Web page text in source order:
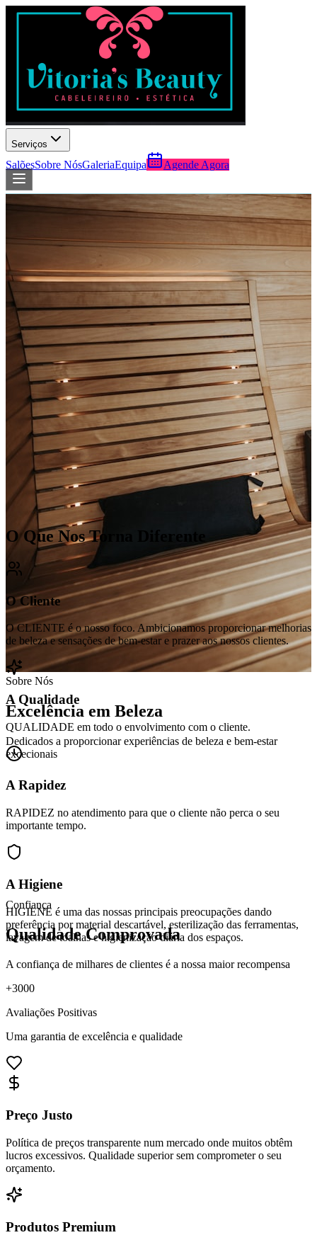
Serviços
SalõesSobre NósGaleriaEquipa Agende Agora
Sobre Nós
Excelência em Beleza
Dedicados a proporcionar experiências de beleza e bem-estar
excecionais
O Que Nos Torna Diferente
O Cliente
O CLIENTE é o nosso foco. Ambicionamos proporcionar melhorias
de beleza e sensações de bem-estar e prazer aos nossos clientes.
A Qualidade
QUALIDADE em todo o envolvimento com o cliente.
A Rapidez
RAPIDEZ no atendimento para que o cliente não perca o seu
importante tempo.
A Higiene
HIGIENE é uma das nossas principais preocupações dando
preferência por material descartável, esterilização das ferramentas,
lavagem de toalhas e higienização diária dos espaços.
Confiança
Qualidade Comprovada
A confiança de milhares de clientes é a nossa maior recompensa
+3000
Avaliações Positivas
Uma garantia de excelência e qualidade
Preço Justo
Política de preços transparente num mercado onde muitos obtêm
lucros excessivos. Qualidade superior sem comprometer o seu
orçamento.
Produtos Premium